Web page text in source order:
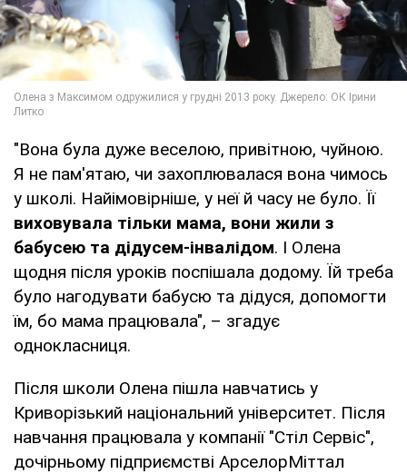
"Вона була дуже веселою, привітною, чуйною.
Я не пам'ятаю, чи захоплювалася вона чимось
у школі. Найімовірніше, у неї й часу не було. Її
виховувала тільки мама, вони жили з
бабусею та дідусем-інвалідом. І Олена
щодня після уроків поспішала додому. Їй треба
було нагодувати бабусю та дідуся, допомогти
їм, бо мама працювала", – згадує
однокласниця.
Після школи Олена пішла навчатись у
Криворізький національний університет. Після
навчання працювала у компанії "Стіл Сервіс",
дочірньому підприємстві АрселорМіттал